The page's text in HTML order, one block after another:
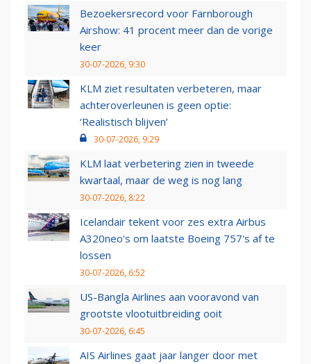
Bezoekersrecord voor Farnborough
Airshow: 41 procent meer dan de vorige
keer
30-07-2026, 9:30
KLM ziet resultaten verbeteren, maar
achteroverleunen is geen optie:
‘Realistisch blijven’
30-07-2026, 9:29
KLM laat verbetering zien in tweede
kwartaal, maar de weg is nog lang
30-07-2026, 8:22
Icelandair tekent voor zes extra Airbus
A320neo's om laatste Boeing 757's af te
lossen
30-07-2026, 6:52
US-Bangla Airlines aan vooravond van
grootste vlootuitbreiding ooit
30-07-2026, 6:45
AIS Airlines gaat jaar langer door met